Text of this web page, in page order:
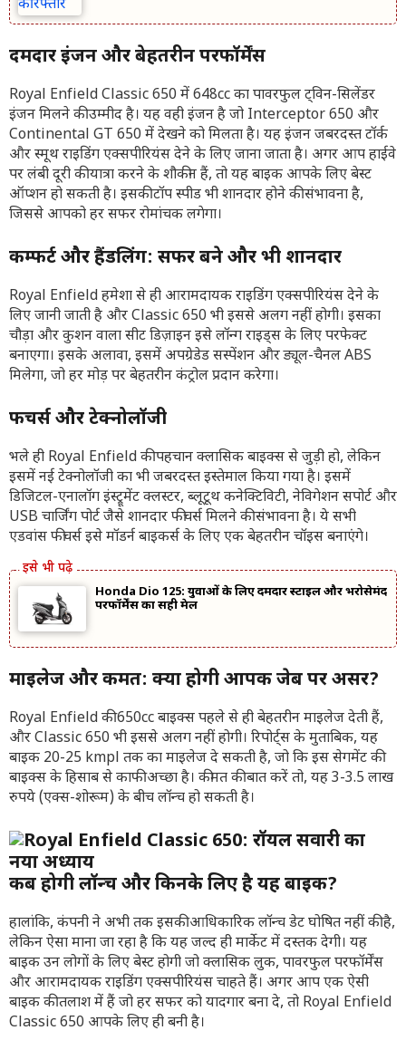
दमदार इंजन और बेहतरीन परफॉर्मेंस
Royal Enfield Classic 650 में 648cc का पावरफुल ट्विन-सिलेंडर
इंजन मिलने की उम्मीद है। यह वही इंजन है जो Interceptor 650 और
Continental GT 650 में देखने को मिलता है। यह इंजन जबरदस्त टॉर्क
और स्मूथ राइडिंग एक्सपीरियंस देने के लिए जाना जाता है। अगर आप हाईवे
पर लंबी दूरी की यात्रा करने के शौकीन हैं, तो यह बाइक आपके लिए बेस्ट
ऑप्शन हो सकती है। इसकी टॉप स्पीड भी शानदार होने की संभावना है,
जिससे आपको हर सफर रोमांचक लगेगा।
कम्फर्ट और हैंडलिंग: सफर बने और भी शानदार
Royal Enfield हमेशा से ही आरामदायक राइडिंग एक्सपीरियंस देने के
लिए जानी जाती है और Classic 650 भी इससे अलग नहीं होगी। इसका
चौड़ा और कुशन वाला सीट डिज़ाइन इसे लॉन्ग राइड्स के लिए परफेक्ट
बनाएगा। इसके अलावा, इसमें अपग्रेडेड सस्पेंशन और ड्यूल-चैनल ABS
मिलेगा, जो हर मोड़ पर बेहतरीन कंट्रोल प्रदान करेगा।
फीचर्स और टेक्नोलॉजी
भले ही Royal Enfield की पहचान क्लासिक बाइक्स से जुड़ी हो, लेकिन
इसमें नई टेक्नोलॉजी का भी जबरदस्त इस्तेमाल किया गया है। इसमें
डिजिटल-एनालॉग इंस्ट्रूमेंट क्लस्टर, ब्लूटूथ कनेक्टिविटी, नेविगेशन सपोर्ट और
USB चार्जिंग पोर्ट जैसे शानदार फीचर्स मिलने की संभावना है। ये सभी
एडवांस फीचर्स इसे मॉडर्न बाइकर्स के लिए एक बेहतरीन चॉइस बनाएंगे।
Honda Dio 125: युवाओं के लिए दमदार स्टाइल और भरोसेमंद
परफॉर्मेंस का सही मेल
माइलेज और कीमत: क्या होगी आपकी जेब पर असर?
Royal Enfield की 650cc बाइक्स पहले से ही बेहतरीन माइलेज देती हैं,
और Classic 650 भी इससे अलग नहीं होगी। रिपोर्ट्स के मुताबिक, यह
बाइक 20-25 kmpl तक का माइलेज दे सकती है, जो कि इस सेगमेंट की
बाइक्स के हिसाब से काफी अच्छा है। कीमत की बात करें तो, यह 3-3.5 लाख
रुपये (एक्स-शोरूम) के बीच लॉन्च हो सकती है।
कब होगी लॉन्च और किनके लिए है यह बाइक?
हालांकि, कंपनी ने अभी तक इसकी आधिकारिक लॉन्च डेट घोषित नहीं की है,
लेकिन ऐसा माना जा रहा है कि यह जल्द ही मार्केट में दस्तक देगी। यह
बाइक उन लोगों के लिए बेस्ट होगी जो क्लासिक लुक, पावरफुल परफॉर्मेंस
और आरामदायक राइडिंग एक्सपीरियंस चाहते हैं। अगर आप एक ऐसी
बाइक की तलाश में हैं जो हर सफर को यादगार बना दे, तो Royal Enfield
Classic 650 आपके लिए ही बनी है।